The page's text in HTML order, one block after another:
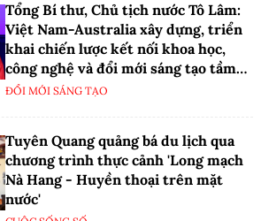
Tổng Bí thư, Chủ tịch nước Tô Lâm:
Việt Nam-Australia xây dựng, triển
khai chiến lược kết nối khoa học,
công nghệ và đổi mới sáng tạo tầm
nhìn dài hạn
ĐỔI MỚI SÁNG TẠO
Tuyên Quang quảng bá du lịch qua
chương trình thực cảnh 'Long mạch
Nà Hang - Huyền thoại trên mặt
nước'